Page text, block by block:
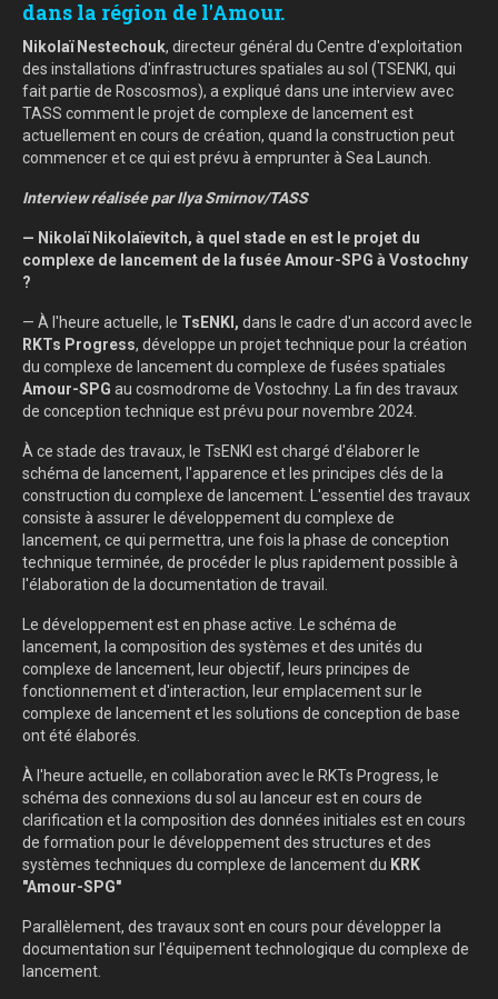
dans la région de l'Amour.
Nikolaï Nestechouk, directeur général du Centre d'exploitation
des installations d'infrastructures spatiales au sol (TSENKI, qui
fait partie de Roscosmos), a expliqué dans une interview avec
TASS comment le projet de complexe de lancement est
actuellement en cours de création, quand la construction peut
commencer et ce qui est prévu à emprunter à Sea Launch.
Interview réalisée par Ilya Smirnov/TASS
— Nikolaï Nikolaïevitch, à quel stade en est le projet du
complexe de lancement de la fusée Amour-SPG à Vostochny
?
— À l'heure actuelle, le TsENKI, dans le cadre d'un accord avec le
RKTs Progress, développe un projet technique pour la création
du complexe de lancement du complexe de fusées spatiales
Amour-SPG au cosmodrome de Vostochny. La fin des travaux
de conception technique est prévu pour novembre 2024.
À ce stade des travaux, le TsENKI est chargé d'élaborer le
schéma de lancement, l'apparence et les principes clés de la
construction du complexe de lancement. L'essentiel des travaux
consiste à assurer le développement du complexe de
lancement, ce qui permettra, une fois la phase de conception
technique terminée, de procéder le plus rapidement possible à
l'élaboration de la documentation de travail.
Le développement est en phase active. Le schéma de
lancement, la composition des systèmes et des unités du
complexe de lancement, leur objectif, leurs principes de
fonctionnement et d'interaction, leur emplacement sur le
complexe de lancement et les solutions de conception de base
ont été élaborés.
À l'heure actuelle, en collaboration avec le RKTs Progress, le
schéma des connexions du sol au lanceur est en cours de
clarification et la composition des données initiales est en cours
de formation pour le développement des structures et des
systèmes techniques du complexe de lancement du KRK
"Amour-SPG"
Parallèlement, des travaux sont en cours pour développer la
documentation sur l'équipement technologique du complexe de
lancement.